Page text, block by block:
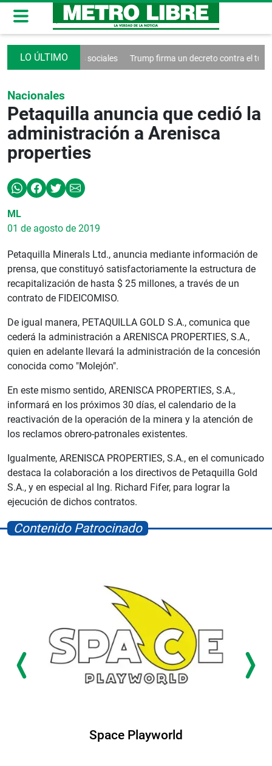
de las redes sociales Trump firma un decreto contra el turismo
Nacionales
Petaquilla anuncia que cedió la
administración a Arenisca
properties
ML
01 de agosto de 2019
Petaquilla Minerals Ltd., anuncia mediante información de
prensa, que constituyó satisfactoriamente la estructura de
recapitalización de hasta $ 25 millones, a través de un
contrato de FIDEICOMISO.
De igual manera, PETAQUILLA GOLD S.A., comunica que
cederá la administración a ARENISCA PROPERTIES, S.A.,
quien en adelante llevará la administración de la concesión
conocida como "Molejón".
En este mismo sentido, ARENISCA PROPERTIES, S.A.,
informará en los próximos 30 días, el calendario de la
reactivación de la operación de la minera y la atención de
los reclamos obrero-patronales existentes.​
Igualmente, ARENISCA PROPERTIES, S.A., en el comunicado
destaca la colaboración a los directivos de Petaquilla Gold
S.A., y en especial al Ing. Richard Fifer, para lograr la
ejecución de dichos contratos.
Contenido Patrocinado
Space Playworld